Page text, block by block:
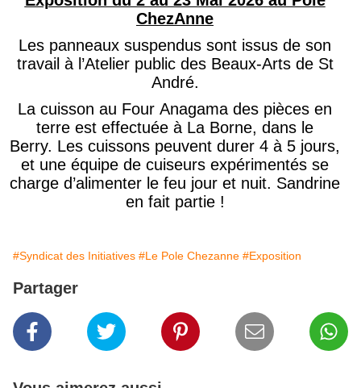
ChezAnne
Les panneaux suspendus sont issus de son
travail à l’Atelier public des Beaux-Arts de St
André.
La cuisson au Four Anagama des pièces en
terre est effectuée à La Borne, dans le
Berry. Les cuissons peuvent durer 4 à 5 jours,
et une équipe de cuiseurs expérimentés se
charge d’alimenter le feu jour et nuit. Sandrine
en fait partie !
#Syndicat des Initiatives #Le Pole Chezanne #Exposition
Partager